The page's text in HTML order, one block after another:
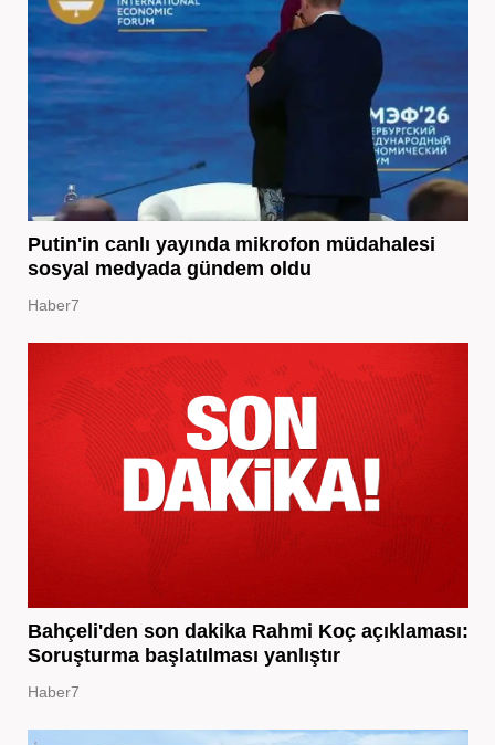
Putin'in canlı yayında mikrofon müdahalesi
sosyal medyada gündem oldu
Haber7
Bahçeli'den son dakika Rahmi Koç açıklaması:
Soruşturma başlatılması yanlıştır
Haber7